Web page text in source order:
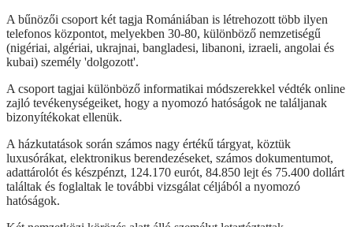
A bűnözői csoport két tagja Romániában is létrehozott több ilyen
telefonos központot, melyekben 30-80, különböző nemzetiségű
(nigériai, algériai, ukrajnai, bangladesi, libanoni, izraeli, angolai és
kubai) személy 'dolgozott'.
A csoport tagjai különböző informatikai módszerekkel védték online
zajló tevékenységeiket, hogy a nyomozó hatóságok ne találjanak
bizonyítékokat ellenük.
A házkutatások során számos nagy értékű tárgyat, köztük
luxusórákat, elektronikus berendezéseket, számos dokumentumot,
adattárolót és készpénzt, 124.170 eurót, 84.850 lejt és 75.400 dollárt
találtak és foglaltak le további vizsgálat céljából a nyomozó
hatóságok.